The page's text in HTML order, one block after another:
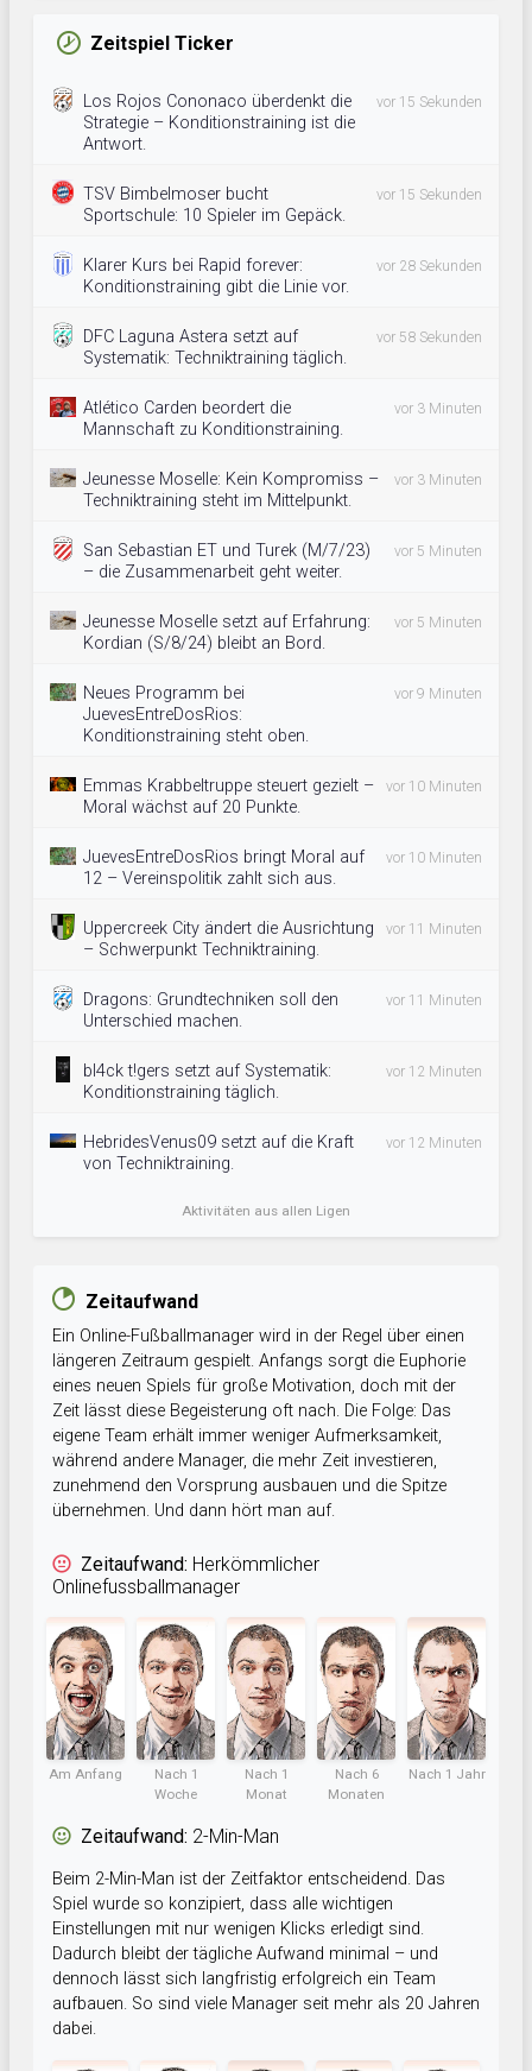
Zeitspiel Ticker
Los Rojos Cononaco überdenkt die
Strategie – Konditionstraining ist die
Antwort.
vor 15 Sekunden
TSV Bimbelmoser bucht
Sportschule: 10 Spieler im Gepäck.
vor 15 Sekunden
Klarer Kurs bei Rapid forever:
Konditionstraining gibt die Linie vor.
vor 28 Sekunden
DFC Laguna Astera setzt auf
Systematik: Techniktraining täglich.
vor 58 Sekunden
Atlético Carden beordert die
Mannschaft zu Konditionstraining.
vor 3 Minuten
Jeunesse Moselle: Kein Kompromiss –
Techniktraining steht im Mittelpunkt.
vor 3 Minuten
San Sebastian ET und Turek (M/7/23)
– die Zusammenarbeit geht weiter.
vor 5 Minuten
Jeunesse Moselle setzt auf Erfahrung:
Kordian (S/8/24) bleibt an Bord.
vor 5 Minuten
Neues Programm bei
JuevesEntreDosRios:
Konditionstraining steht oben.
vor 9 Minuten
Emmas Krabbeltruppe steuert gezielt –
Moral wächst auf 20 Punkte.
vor 10 Minuten
JuevesEntreDosRios bringt Moral auf
12 – Vereinspolitik zahlt sich aus.
vor 10 Minuten
Uppercreek City ändert die Ausrichtung
– Schwerpunkt Techniktraining.
vor 11 Minuten
Dragons: Grundtechniken soll den
Unterschied machen.
vor 11 Minuten
bl4ck t!gers setzt auf Systematik:
Konditionstraining täglich.
vor 12 Minuten
HebridesVenus09 setzt auf die Kraft
von Techniktraining.
vor 12 Minuten
Aktivitäten aus allen Ligen
Zeitaufwand
Ein Online-Fußballmanager wird in der Regel über einen
längeren Zeitraum gespielt. Anfangs sorgt die Euphorie
eines neuen Spiels für große Motivation, doch mit der
Zeit lässt diese Begeisterung oft nach. Die Folge: Das
eigene Team erhält immer weniger Aufmerksamkeit,
während andere Manager, die mehr Zeit investieren,
zunehmend den Vorsprung ausbauen und die Spitze
übernehmen. Und dann hört man auf.
Zeitaufwand: Herkömmlicher
Onlinefussballmanager
Am Anfang
Nach 1
Woche
Nach 1
Monat
Nach 6
Monaten
Nach 1 Jahr
Zeitaufwand: 2-Min-Man
Beim 2-Min-Man ist der Zeitfaktor entscheidend. Das
Spiel wurde so konzipiert, dass alle wichtigen
Einstellungen mit nur wenigen Klicks erledigt sind.
Dadurch bleibt der tägliche Aufwand minimal – und
dennoch lässt sich langfristig erfolgreich ein Team
aufbauen. So sind viele Manager seit mehr als 20 Jahren
dabei.